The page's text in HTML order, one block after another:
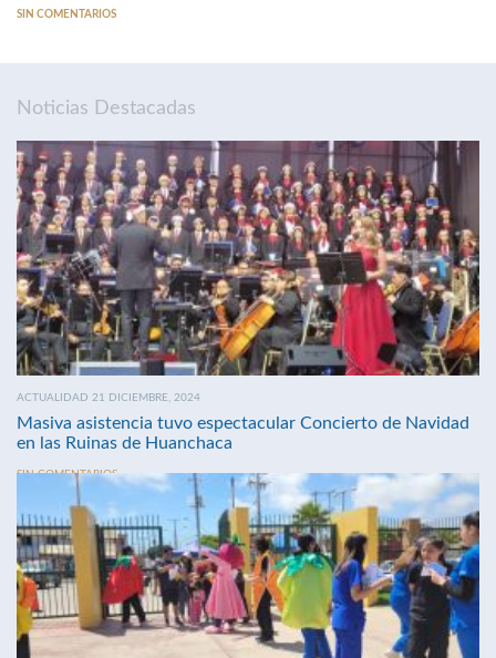
SIN COMENTARIOS
Noticias Destacadas
ACTUALIDAD 21 DICIEMBRE, 2024
Masiva asistencia tuvo espectacular Concierto de Navidad
en las Ruinas de Huanchaca
SIN COMENTARIOS